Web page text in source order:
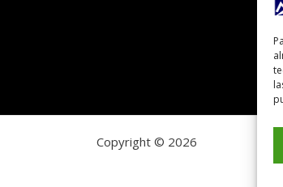
Copyright © 2026